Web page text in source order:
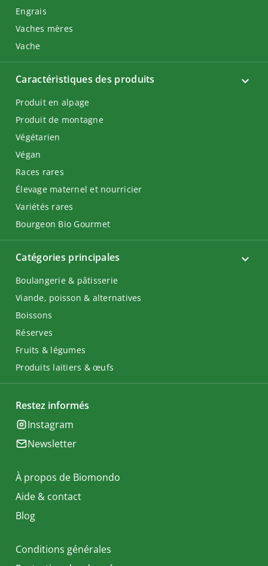
Engrais
Vaches mères
Vache
Catégories principales
Boulangerie & pâtisserie
Viande, poisson & alternatives
Boissons
Réserves
Fruits & légumes
Produits laitiers & œufs
Caractéristiques des produits
Produit en alpage
Produit de montagne
Végétarien
Végan
Races rares
Élevage maternel et nourricier
Variétés rares
Bourgeon Bio Gourmet
Restez informés
Instagram
Newsletter
À propos de Biomondo
Aide & contact
Blog
Conditions générales